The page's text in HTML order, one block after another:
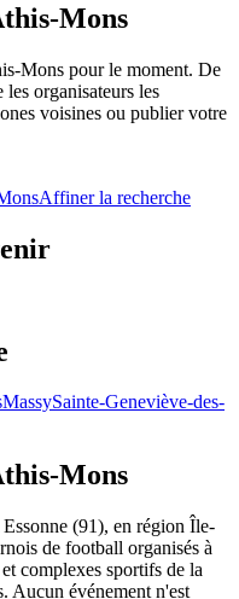
Mons
Mons pour le moment. De
les organisateurs les
voisines ou publier votre
Affiner la recherche
MassySainte-Geneviève-des-
Mons
(91), en région Île-
de football organisés à
complexes sportifs de la
Aucun événement n'est